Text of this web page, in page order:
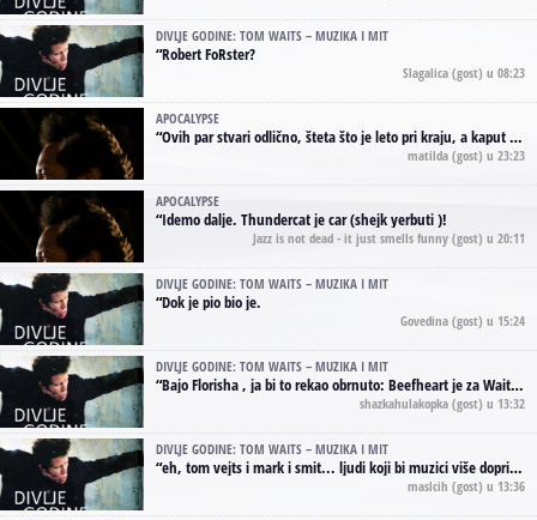
DIVLJE GODINE: TOM WAITS – MUZIKA I MIT
“Robert FoRster?
Slagalica (gost) u 08:23
APOCALYPSE
“Ovih par stvari odlično, šteta što je leto pri kraju, a kaput koji te vervoatno podseća na pirotski ćilim je iz tradicije Navaho indijanaca ;)
matilda (gost) u 23:23
APOCALYPSE
“Idemo dalje. Thundercat je car (shejk yerbuti )!
Jazz is not dead - it just smells funny (gost) u 20:11
DIVLJE GODINE: TOM WAITS – MUZIKA I MIT
“Dok je pio bio je.
Govedina (gost) u 15:24
DIVLJE GODINE: TOM WAITS – MUZIKA I MIT
“Bajo Florisha , ja bi to rekao obrnuto: Beefheart je za Waitsa, isto sto i Hendrix za Lenny Kravitza
shazkahulakopka (gost) u 13:32
DIVLJE GODINE: TOM WAITS – MUZIKA I MIT
“eh, tom vejts i mark i smit... ljudi koji bi muzici više doprineli da su radili kao vozači tramvaja u gsp-u.
maslcih (gost) u 13:36